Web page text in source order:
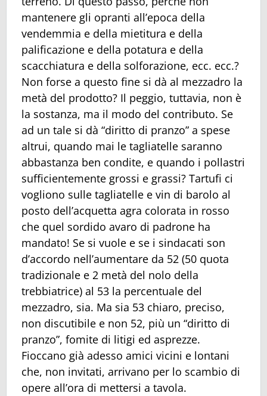
mantenere gli opranti all’epoca della
vendemmia e della mietitura e della
palificazione e della potatura e della
scacchiatura e della solforazione, ecc. ecc.?
Non forse a questo fine si dà al mezzadro la
metà del prodotto? Il peggio, tuttavia, non è
la sostanza, ma il modo del contributo. Se
ad un tale si dà “diritto di pranzo” a spese
altrui, quando mai le tagliatelle saranno
abbastanza ben condite, e quando i pollastri
sufficientemente grossi e grassi? Tartufi ci
vogliono sulle tagliatelle e vin di barolo al
posto dell’acquetta agra colorata in rosso
che quel sordido avaro di padrone ha
mandato! Se si vuole e se i sindacati son
d’accordo nell’aumentare da 52 (50 quota
tradizionale e 2 metà del nolo della
trebbiatrice) al 53 la percentuale del
mezzadro, sia. Ma sia 53 chiaro, preciso,
non discutibile e non 52, più un “diritto di
pranzo”, fomite di litigi ed asprezze.
Fioccano già adesso amici vicini e lontani
che, non invitati, arrivano per lo scambio di
opere all’ora di mettersi a tavola.